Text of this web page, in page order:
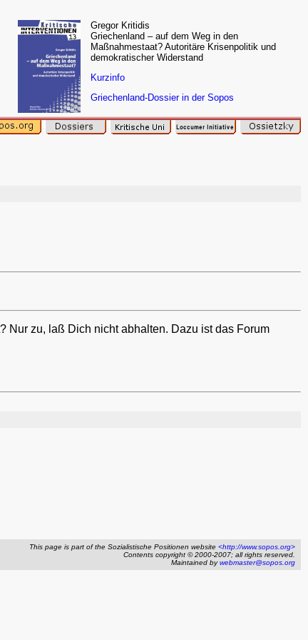
Gregor Kritidis
Griechenland – auf dem Weg in den
Maßnahmestaat? Autoritäre Krisenpolitik und
demokratischer Widerstand
Kurzinfo
Griechenland-Dossier in der Sopos
Nur zu, laß Dich nicht abhalten. Dazu ist das Forum
This page is part of the Sozialistische Positionen website <http://www.sopos.org>
Contents copyright © 2000-2007; all rights reserved.
Maintained bywebmaster@sopos.org